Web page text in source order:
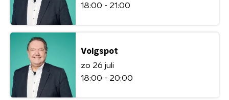
18:00 - 21:00
Volgspot
zo 26 juli
18:00 - 20:00